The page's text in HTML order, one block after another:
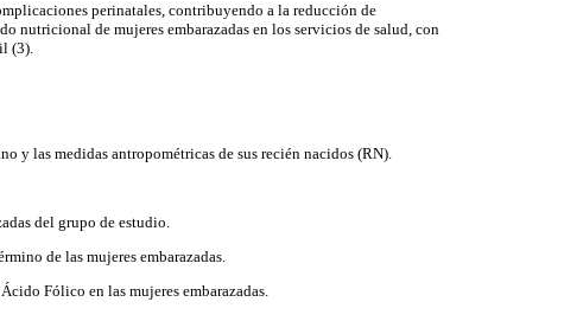
perinatales, contribuyendo a la reducción de
de mujeres embarazadas en los servicios de salud, con
(3).
y las medidas antropométricas de sus recién nacidos (RN).
del grupo de estudio.
de las mujeres embarazadas.
Fólico en las mujeres embarazadas.